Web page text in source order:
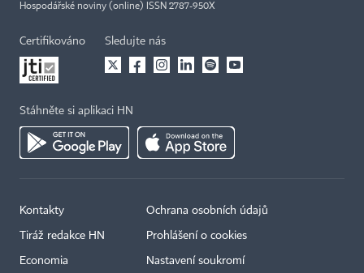
Hospodářské noviny (online) ISSN 2787-950X
Certifikováno Sledujte nás
Stáhněte si aplikaci HN
Kontakty
Tiráž redakce HN
Economia
Ochrana osobních údajů
Prohlášení o cookies
Nastavení soukromí